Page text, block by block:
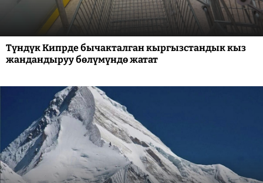
Түндүк Кипрде бычакталган кыргызстандык кыз
жандандыруу бөлүмүндө жатат